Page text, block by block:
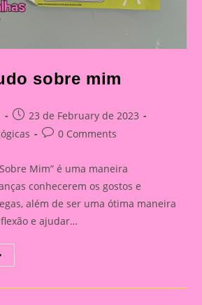
sobre mim
Post
published:
23 de February de 2023
Post0 Comments
Mim” é uma maneira
conhecerem os gostos e
além de ser uma ótima maneira
e ajudar…